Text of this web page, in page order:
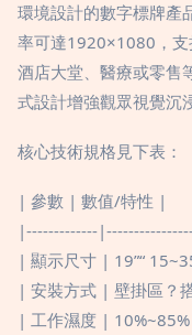
環境設計的數字標牌產品
率可達1920×1080，支持
酒店大堂、醫療或
式設計增強觀眾視覺沉浸
核心技術規格見下表：
| 參數 | 數值/特性 |
|-------------
| 顯示尺寸 | 19”“
| 安裝方式 | 壁掛區？搭
| 工作濕度 |